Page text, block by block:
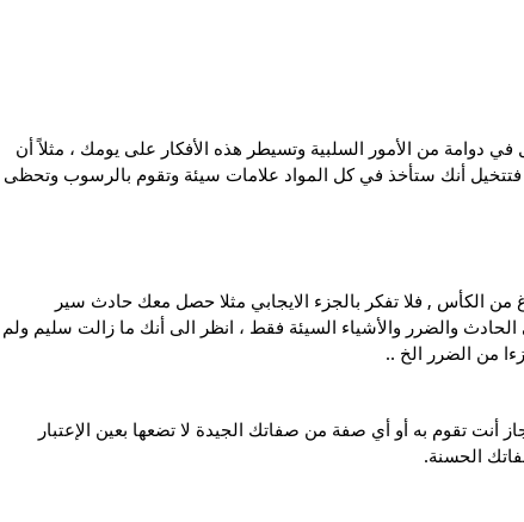
دوامة من الأمور السلبية وتسيطر هذه الأفكار على يومك ، مثلاً أن
فتتخيل أنك ستأخذ في كل المواد علامات سيئة وتقوم بالرسوب وتحظى
من الكأس , فلا تفكر بالجزء الايجابي مثلا حصل معك حادث سير
والضرر والأشياء السيئة فقط ، انظر الى أنك ما زالت سليم ولم
من الضرر الخ ..
أنت تقوم به أو أي صفة من صفاتك الجيدة لا تضعها بعين الإعتبار
الحسنة.